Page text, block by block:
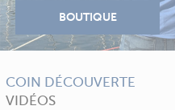
COIN DÉCOUVERTE
VIDÉOS